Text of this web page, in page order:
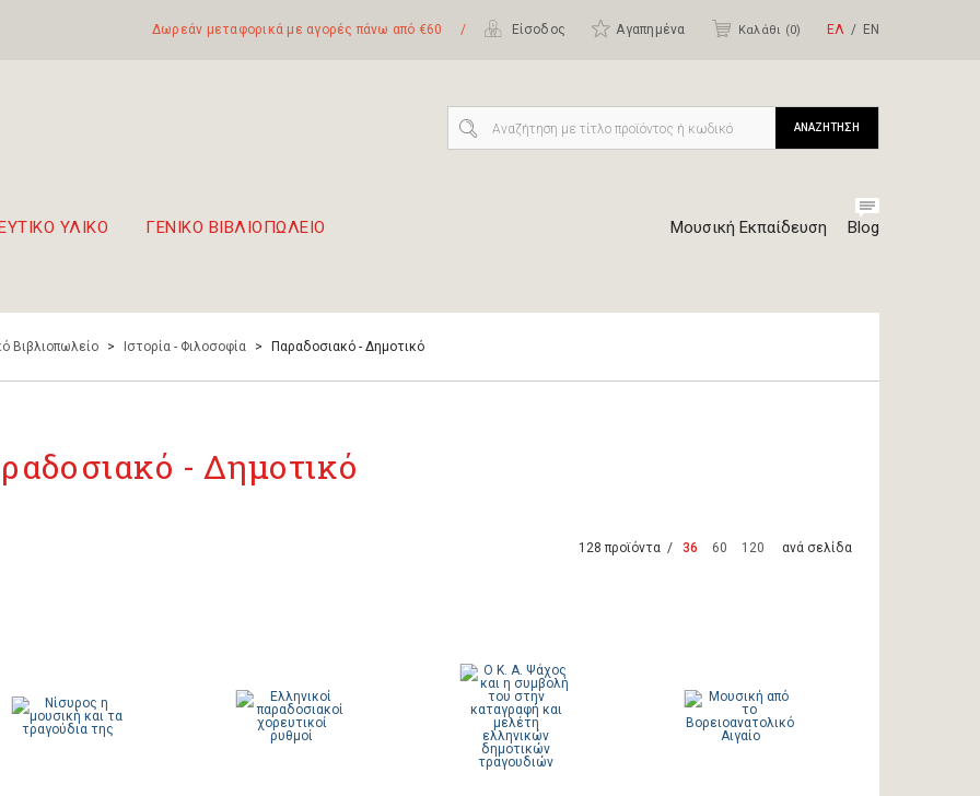
Δωρεάν μεταφορικά με αγορές πάνω από €60 / Είσοδος Αγαπημένα Καλάθι (0) ΕΛ ΕΝ
ΥΛΙΚΟ ΓΕΝΙΚΟ ΒΙΒΛΙΟΠΩΛΕΙΟ Μουσική Εκπαίδευση Blog
ΑΝΑΖΗΤΗΣΗ
Βιβλιοπωλείο > Ιστορία - Φιλοσοφία > Παραδοσιακό - Δημοτικό
- Δημοτικό
128 προϊόντα / 36 60 120 ανά σελίδα